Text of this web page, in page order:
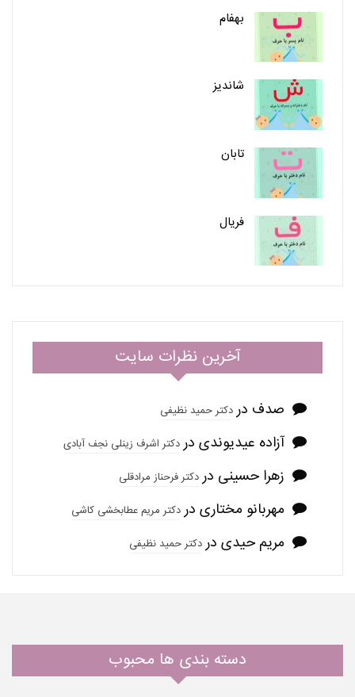
بهفام
شاندیز
تابان
فریال
آخرین نظرات سایت
صدف دردکتر حمید نظیفی
آزاده عیدیوندی دردکتر اشرف زینلی نجف آبادی
زهرا حسینی دردکتر فرحناز مرادقلی
مهربانو مختاری دردکتر مریم عطابخشی کاشی
مریم حیدی دردکتر حمید نظیفی
دسته بندی ها محبوب